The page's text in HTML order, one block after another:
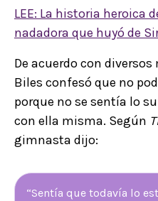
LEE: La historia heroica
nadadora que huyó de
De acuerdo con
Biles confesó que no
porque no se sentía lo
con ella misma. Según
gimnasta dijo:
“Sentía que todavía lo